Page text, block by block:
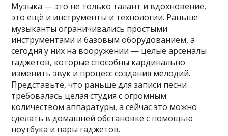
Музыка — это не только талант и вдохновение,
это ещё и инструменты и технологии. Раньше
музыканты ограничивались простыми
инструментами и базовым оборудованием, а
сегодня у них на вооружении — целые арсеналы
гаджетов, которые способны кардинально
изменить звук и процесс создания мелодий.
Представьте, что раньше для записи песни
требовалась целая студия с огромным
количеством аппаратуры, а сейчас это можно
сделать в домашней обстановке с помощью
ноутбука и пары гаджетов.